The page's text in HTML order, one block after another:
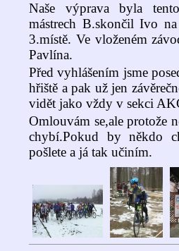
Naše výprava byla
mástrech B.skončil Ivo
3.místě. Ve vloženém
Pavlína.
Před vyhlášením jsme
hřiště a pak už jen
vidět jako vždy v sekci
Omlouvám se,ale protože
chybí.Pokud by někdo
pošlete a já tak učiním.